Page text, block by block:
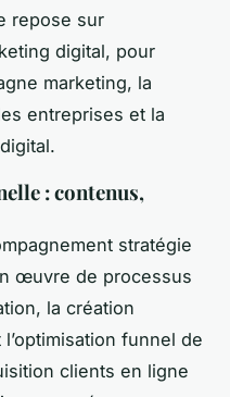
repose sur
digital, pour
marketing, la
entreprises et la
: contenus,
stratégie
œuvre de processus
la création
funnel de
clients en ligne